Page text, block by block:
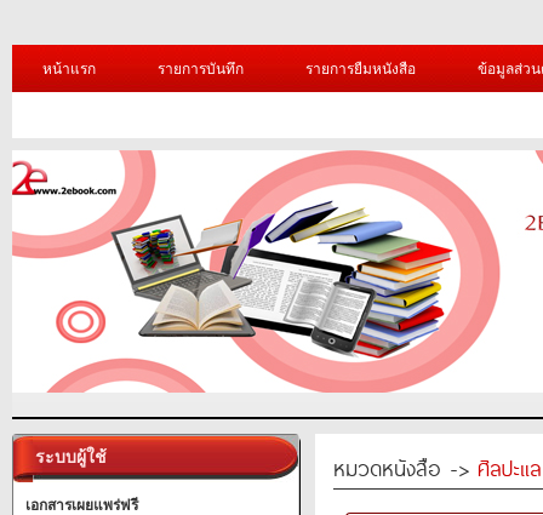
หน้าแรก รายการบันทึก รายการยืมหนังสือ ข้อมูลส่ว
ระบบผู้ใช้
เอกสารเผยแพร่ฟรี
หมวดหนังสือ -> ศิลปะแ